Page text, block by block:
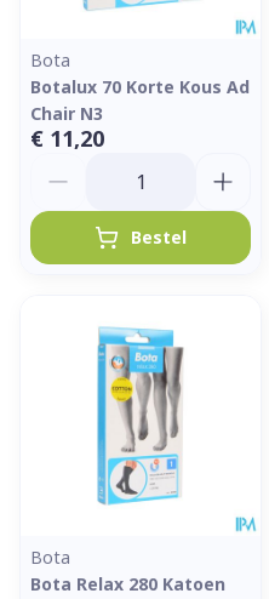
Bota
Botalux 70 Korte Kous Ad
Chair N3
€ 11,20
Bestel
Bota
Bota Relax 280 Katoen